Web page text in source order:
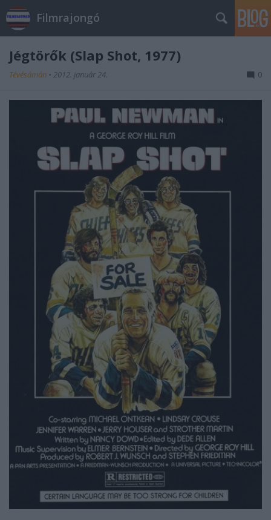
Filmrajongó
Jégtörők (Slap Shot, 1977)
Tévésámán • 2012. január 24. 0